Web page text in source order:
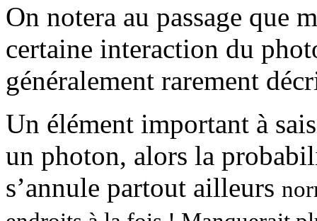
On notera au passage que
certaine interaction du
généralement rarement
Un élément important à
un photon, alors la
s’annule partout ailleurs